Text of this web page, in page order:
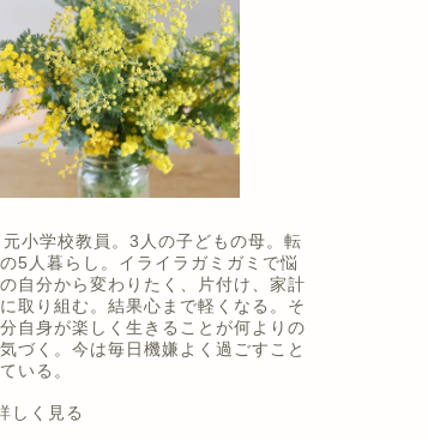
小学校教員。3人の子どもの母。転
5人暮らし。イライラガミガミで悩
自分から変わりたく、片付け、家計
取り組む。結果心まで軽くなる。そ
自身が楽しく生きることが何よりの
づく。今は毎日機嫌よく過ごすこと
いる。
しく見る